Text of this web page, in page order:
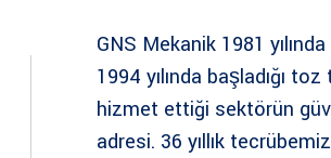
GNS Mekanik 1981
1994 yılında başladığı
hizmet ettiği sektörün
adresi. 36 yıllık